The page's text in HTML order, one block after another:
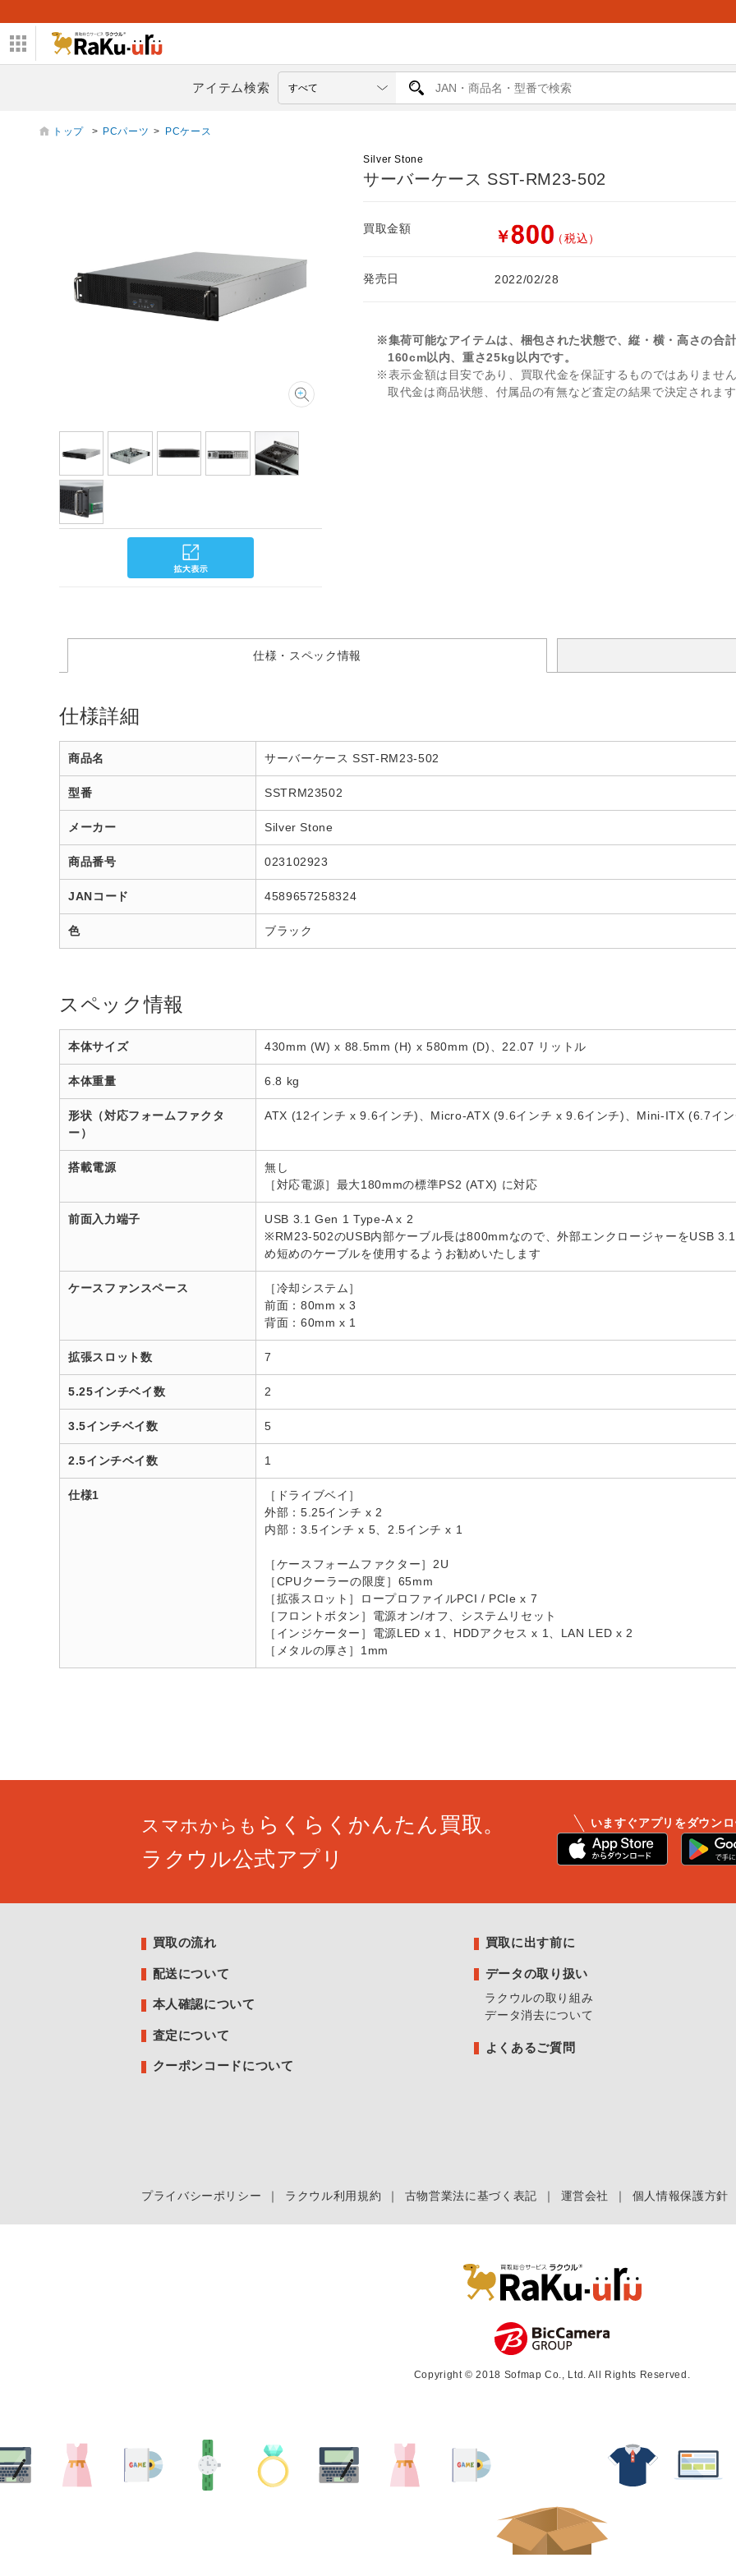
アイテム検索
トップ > PCパーツ > PCケース
Silver Stone
サーバーケース SST-RM23-502
買取金額 ￥ （税込）
発売日 2022/02/28
※集荷可能なアイテムは、梱包された状態で、縦・横・高さの合
160cm以内、重さ25kg以内です。
※表示金額は目安であり、買取代金を保証するものではありませ
取代金は商品状態、付属品の有無など査定の結果で決定されま
仕様・スペック情報
仕様詳細
商品名 サーバーケース SST-RM23-502
型番 SSTRM23502
メーカー Silver Stone
商品番号 023102923
JANコード 4589657258324
色 ブラック
スペック情報
本体サイズ 430mm (W) x 88.5mm (H) x 580mm (D)、22.07 リットル
本体重量 6.8 kg
形状（対応フォームファクタ
ー）
ATX (12インチ x 9.6インチ)、Micro-ATX (9.6インチ x 9.6インチ)、Mini-ITX (6.7イ
搭載電源
無し
［対応電源］最大180mmの標準PS2 (ATX) に対応
前面入力端子
USB 3.1 Gen 1 Type-A x 2
※RM23-502のUSB内部ケーブル長は800mmなので、外部エンクロージャーをUSB
め短めのケーブルを使用するようお勧めいたします
ケースファンスペース
［冷却システム］
前面：80mm x 3
背面：60mm x 1
拡張スロット数 7
5.25インチベイ数 2
3.5インチベイ数 5
2.5インチベイ数 1
仕様1
［ドライブベイ］
外部：5.25インチ x 2
内部：3.5インチ x 5、2.5インチ x 1
［ケースフォームファクター］2U
［CPUクーラーの限度］65mm
［拡張スロット］ロープロファイルPCI / PCIe x 7
［フロントボタン］電源オン/オフ、システムリセット
［インジケーター］電源LED x 1、HDDアクセス x 1、LAN LED x 2
［メタルの厚さ］1mm
スマホからも らくらくかんたん買取。
ラクウル公式アプリ
いますぐアプリをダウン
買取の流れ
配送について
本人確認について
査定について
クーポンコードについて
買取に出す前に
データの取り扱い
ラクウルの取り組み
データ消去について
よくあるご質問
プライバシーポリシー ｜ ラクウル利用規約 ｜ 古物営業法に基づく表記 ｜ 運営会社 ｜ 個人情報保護方針
Copyright © 2018 Sofmap Co., Ltd. All Rights Reserved.